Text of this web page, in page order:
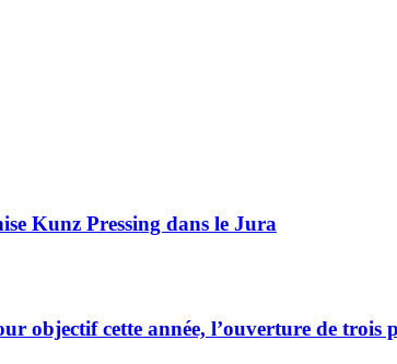
Kunz Pressing dans le Jura
objectif cette année, l’ouverture de